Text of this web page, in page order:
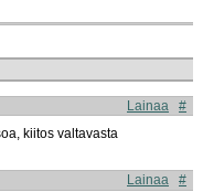
Lainaa
#
kiitos valtavasta
Lainaa
#